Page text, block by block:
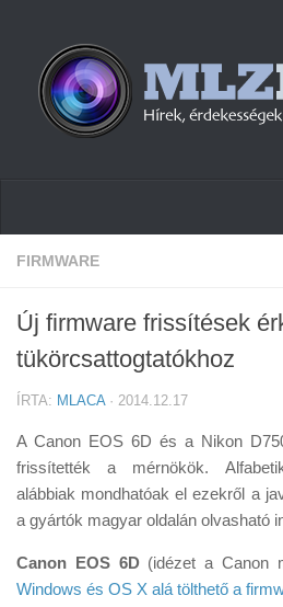
Hírek
Cikkek
Tudástár
Tanácsok
Helyszíni Riport
FIRMWARE
Új firmware frissítések
tükörcsattogtatókhoz
ÍRTA: MLACA· 2014.12.17
A Canon EOS 6D és a Nikon
frissítették a mérnökök.
alábbiak mondhatóak el ezekről a
a gyártók magyar oldalán olvasható
Canon EOS 6D(idézet a Canon
Windows és OS X alá tölthető a